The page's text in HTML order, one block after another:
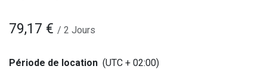
79,17 € / 2 Jours
Période de location (UTC + 02:00)